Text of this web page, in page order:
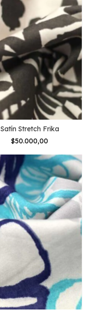
Satín Stretch Frika
$50.000,00